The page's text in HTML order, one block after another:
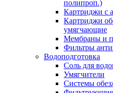
полипроп.)
Картриджи с
Картриджи
умягчающие
Мембраны и
Фильтры
Водоподготовка
Соль для
Умягчители
Системы